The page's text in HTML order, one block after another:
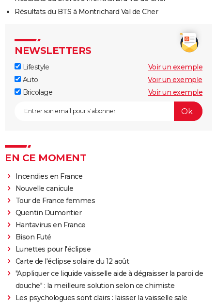
Résultats du BTS à Montrichard Val de Cher
NEWSLETTERS
Lifestyle
Voir un exemple
Auto
Voir un exemple
Bricolage
Voir un exemple
EN CE MOMENT
Incendies en France
Nouvelle canicule
Tour de France femmes
Quentin Dumontier
Hantavirus en France
Bison Futé
Lunettes pour l'éclipse
Carte de l'éclipse solaire du 12 août
"Appliquer ce liquide vaisselle aide à dégraisser la paroi de
douche" : la meilleure solution selon ce chimiste
Les psychologues sont clairs : laisser la vaisselle sale